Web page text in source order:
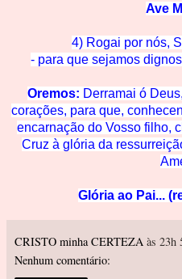
Ave
4) Rogai por nós,
- para que sejamos
Oremos: Derramai ó
corações, para que,
encarnação do Vosso filho,
Cruz à glória da
Glória ao Pai...
CRISTO minha CERTEZA às 23h
Nenhum comentário: